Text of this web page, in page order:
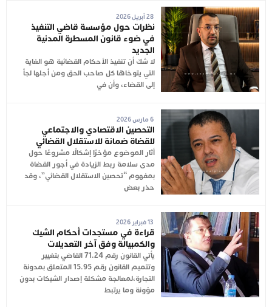
28 أبريل 2026
نظرات حول مؤسسة قاضي التنفيذ
في ضوء قانون المسطرة المدنية
الجديد
لا شك أن تنفيذ الأحكام القضائية هو الغاية
التي يتوخاها كل صاحب الحق ومن أجلها لجأ
إلى القضاء، وأن في
6 مارس 2026
التحصين الاقتصادي والاجتماعي
للقضاة ضمانة للاستقلال القضائي
أثار الموضوع مؤخرًا إشكالًا مشروعًا حول
مدى سلامة ربط الزيادة في أجور القضاة
بمفهوم “تحصين الاستقلال القضائي”، وقد
حذر بعض
قراءة في مستجدات أحكام الشيك
والكمبيالة وفق آخر التعديلات
يأتي القانون رقم 71.24 القاضي بتغيير
وتتميم القانون رقم 15.95 المتعلق بمدونة
التجارة،لمعالجة مشكلة إصدار الشيكات بدون
مؤونة وما يرتبط